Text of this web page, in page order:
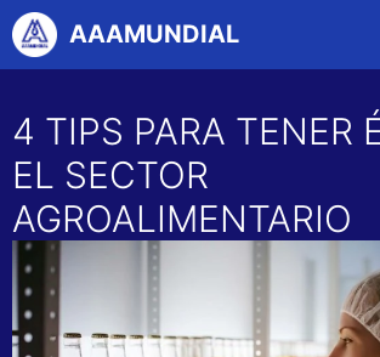
Saltar
al
contenido
AAAMUNDIAL
4 TIPS PARA TENER
EL SECTOR
AGROALIMENTARIO